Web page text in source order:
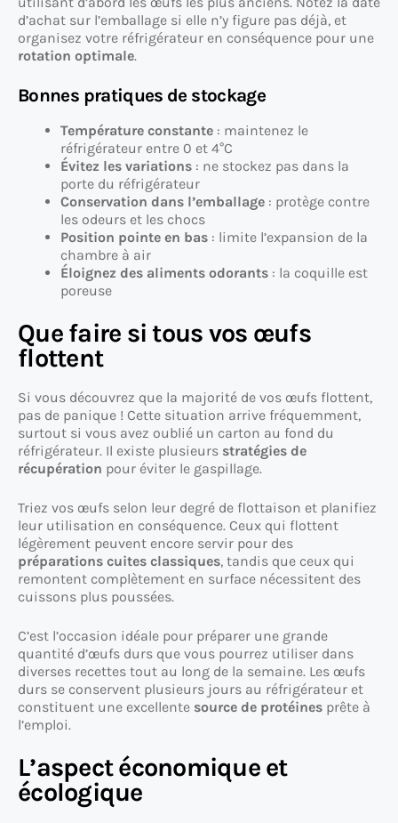
d’achat sur l’emballage si elle n’y figure pas déjà, et
organisez votre réfrigérateur en conséquence pour une
rotation optimale.
Bonnes pratiques de stockage
Température constante : maintenez le
réfrigérateur entre 0 et 4°C
Évitez les variations : ne stockez pas dans la
porte du réfrigérateur
Conservation dans l’emballage : protège contre
les odeurs et les chocs
Position pointe en bas : limite l’expansion de la
chambre à air
Éloignez des aliments odorants : la coquille est
poreuse
Que faire si tous vos œufs
flottent
Si vous découvrez que la majorité de vos œufs flottent,
pas de panique ! Cette situation arrive fréquemment,
surtout si vous avez oublié un carton au fond du
réfrigérateur. Il existe plusieurs stratégies de
récupération pour éviter le gaspillage.
Triez vos œufs selon leur degré de flottaison et planifiez
leur utilisation en conséquence. Ceux qui flottent
légèrement peuvent encore servir pour des
préparations cuites classiques, tandis que ceux qui
remontent complètement en surface nécessitent des
cuissons plus poussées.
C’est l’occasion idéale pour préparer une grande
quantité d’œufs durs que vous pourrez utiliser dans
diverses recettes tout au long de la semaine. Les œufs
durs se conservent plusieurs jours au réfrigérateur et
constituent une excellente source de protéines prête à
l’emploi.
L’aspect économique et
écologique